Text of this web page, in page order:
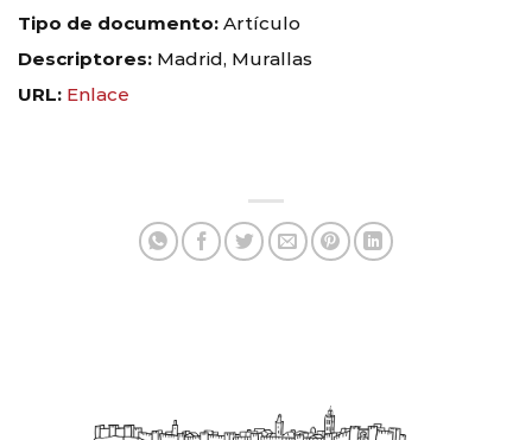
Tipo de documento: Artículo
Descriptores: Madrid, Murallas
URL: Enlace